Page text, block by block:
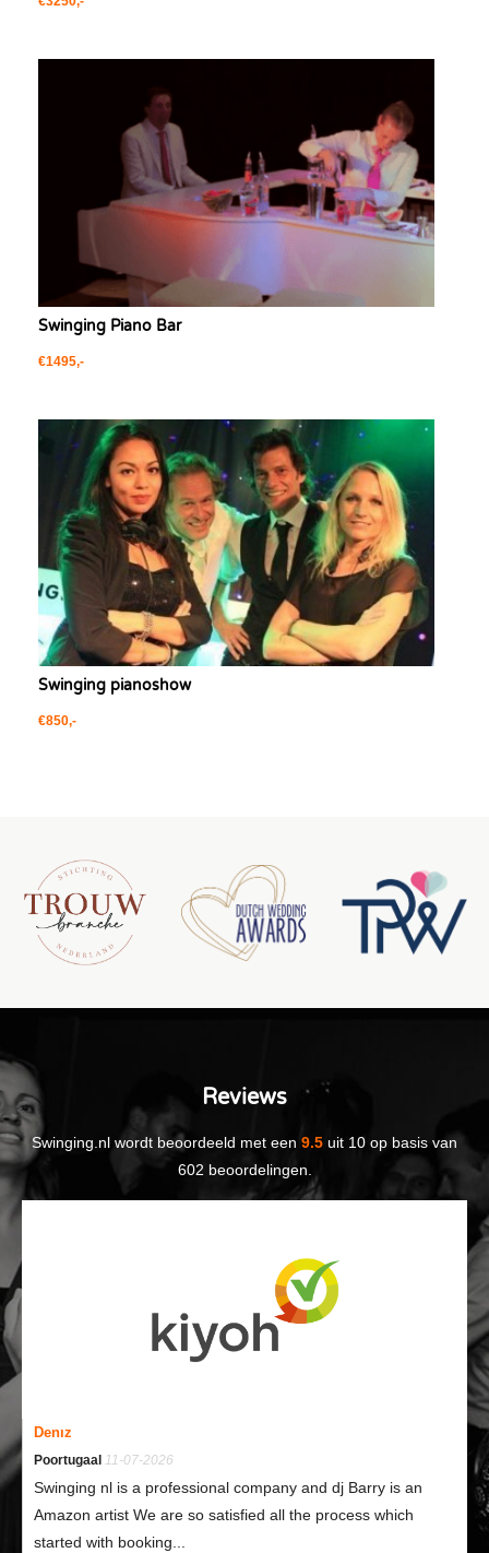
Swinging Piano Bar
€1495,-
Swinging pianoshow
€850,-
Reviews
Swinging.nl wordt beoordeeld met een 9.5 uit 10 op basis van
602 beoordelingen.
Denız
Poortugaal 11-07-2026
Swinging nl is a professional company and dj Barry is an
Amazon artist We are so satisfied all the process which
started with booking...